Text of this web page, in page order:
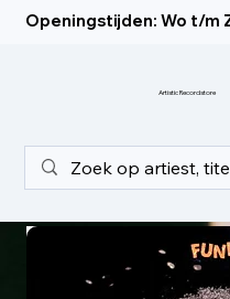
Openingstijden: Wo t/m
Artistic Recordstore